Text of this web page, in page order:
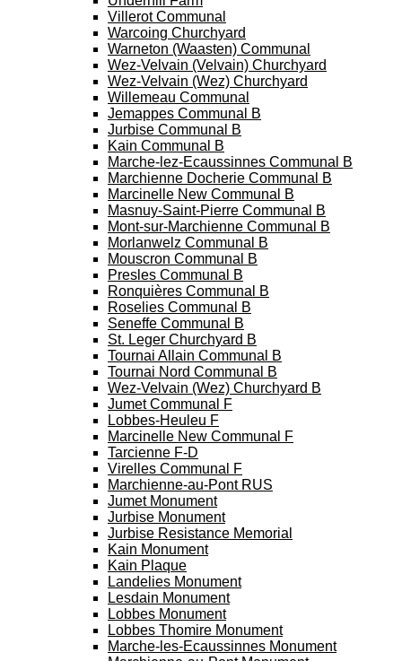
Villerot Communal
Warcoing Churchyard
Warneton (Waasten) Communal
Wez-Velvain (Velvain) Churchyard
Wez-Velvain (Wez) Churchyard
Willemeau Communal
Jemappes Communal B
Jurbise Communal B
Kain Communal B
Marche-lez-Ecaussinnes Communal B
Marchienne Docherie Communal B
Marcinelle New Communal B
Masnuy-Saint-Pierre Communal B
Mont-sur-Marchienne Communal B
Morlanwelz Communal B
Mouscron Communal B
Presles Communal B
Ronquières Communal B
Roselies Communal B
Seneffe Communal B
St. Leger Churchyard B
Tournai Allain Communal B
Tournai Nord Communal B
Wez-Velvain (Wez) Churchyard B
Jumet Communal F
Lobbes-Heuleu F
Marcinelle New Communal F
Tarcienne F-D
Virelles Communal F
Marchienne-au-Pont RUS
Jumet Monument
Jurbise Monument
Jurbise Resistance Memorial
Kain Monument
Kain Plaque
Landelies Monument
Lesdain Monument
Lobbes Monument
Lobbes Thomire Monument
Marche-les-Ecaussinnes Monument